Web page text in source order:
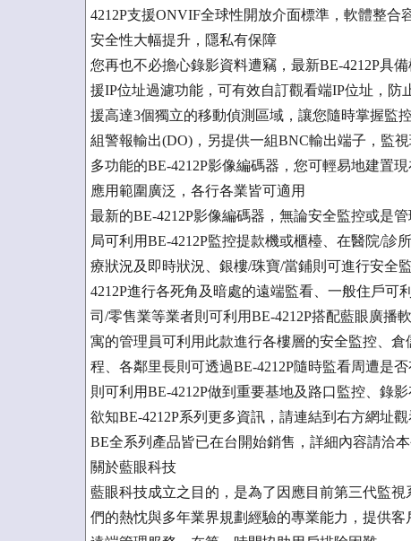
4212P支援ONVIF全球性開放介面標準，軟體整合
安全性大幅提升，隱私有保障
您再也不必擔心錄影資料遭竊，最新BE-4212P具
援IP位址過濾功能，可有效自訂觀看端IP位址，
援高達3個獨立的移動偵測區域，讓您隨時掌握監
組警報輸出(DO)，另提供一組BNC輸出端子，監
多功能的BE-4212P影像編碼器，您可輕易地建置
應用範圍廣泛，各行各業皆可適用
最新的BE-4212P影像編碼器，無論安全監控或是
局可利用BE-4212P監控提款機或櫃檯、在醫院/診
療狀況及即時狀況、銀樓/珠寶/當鋪則可進行安全
4212P進行各死角及暗處的遠端監看、一般住戶可
司/零售業等業者則可利用BE-4212P搭配藍眼廣播
寓的管理員可利用此款進行各樓層的安全監控、
程、各鄰里長則可透過BE-4212P隨時監看周遭是
則可利用BE-4212P做到重要基地及路口監控、錄影
欲知BE-4212P系列更多資訊，請連結到右方網址觀
BE全系列產品皆已在台開始銷售，詳細內容請洽本
關於藍眼科技
藍眼科技成立之目的，是為了因應目前第三代監
們的熱忱與多年業界規劃經驗的專業能力，提供